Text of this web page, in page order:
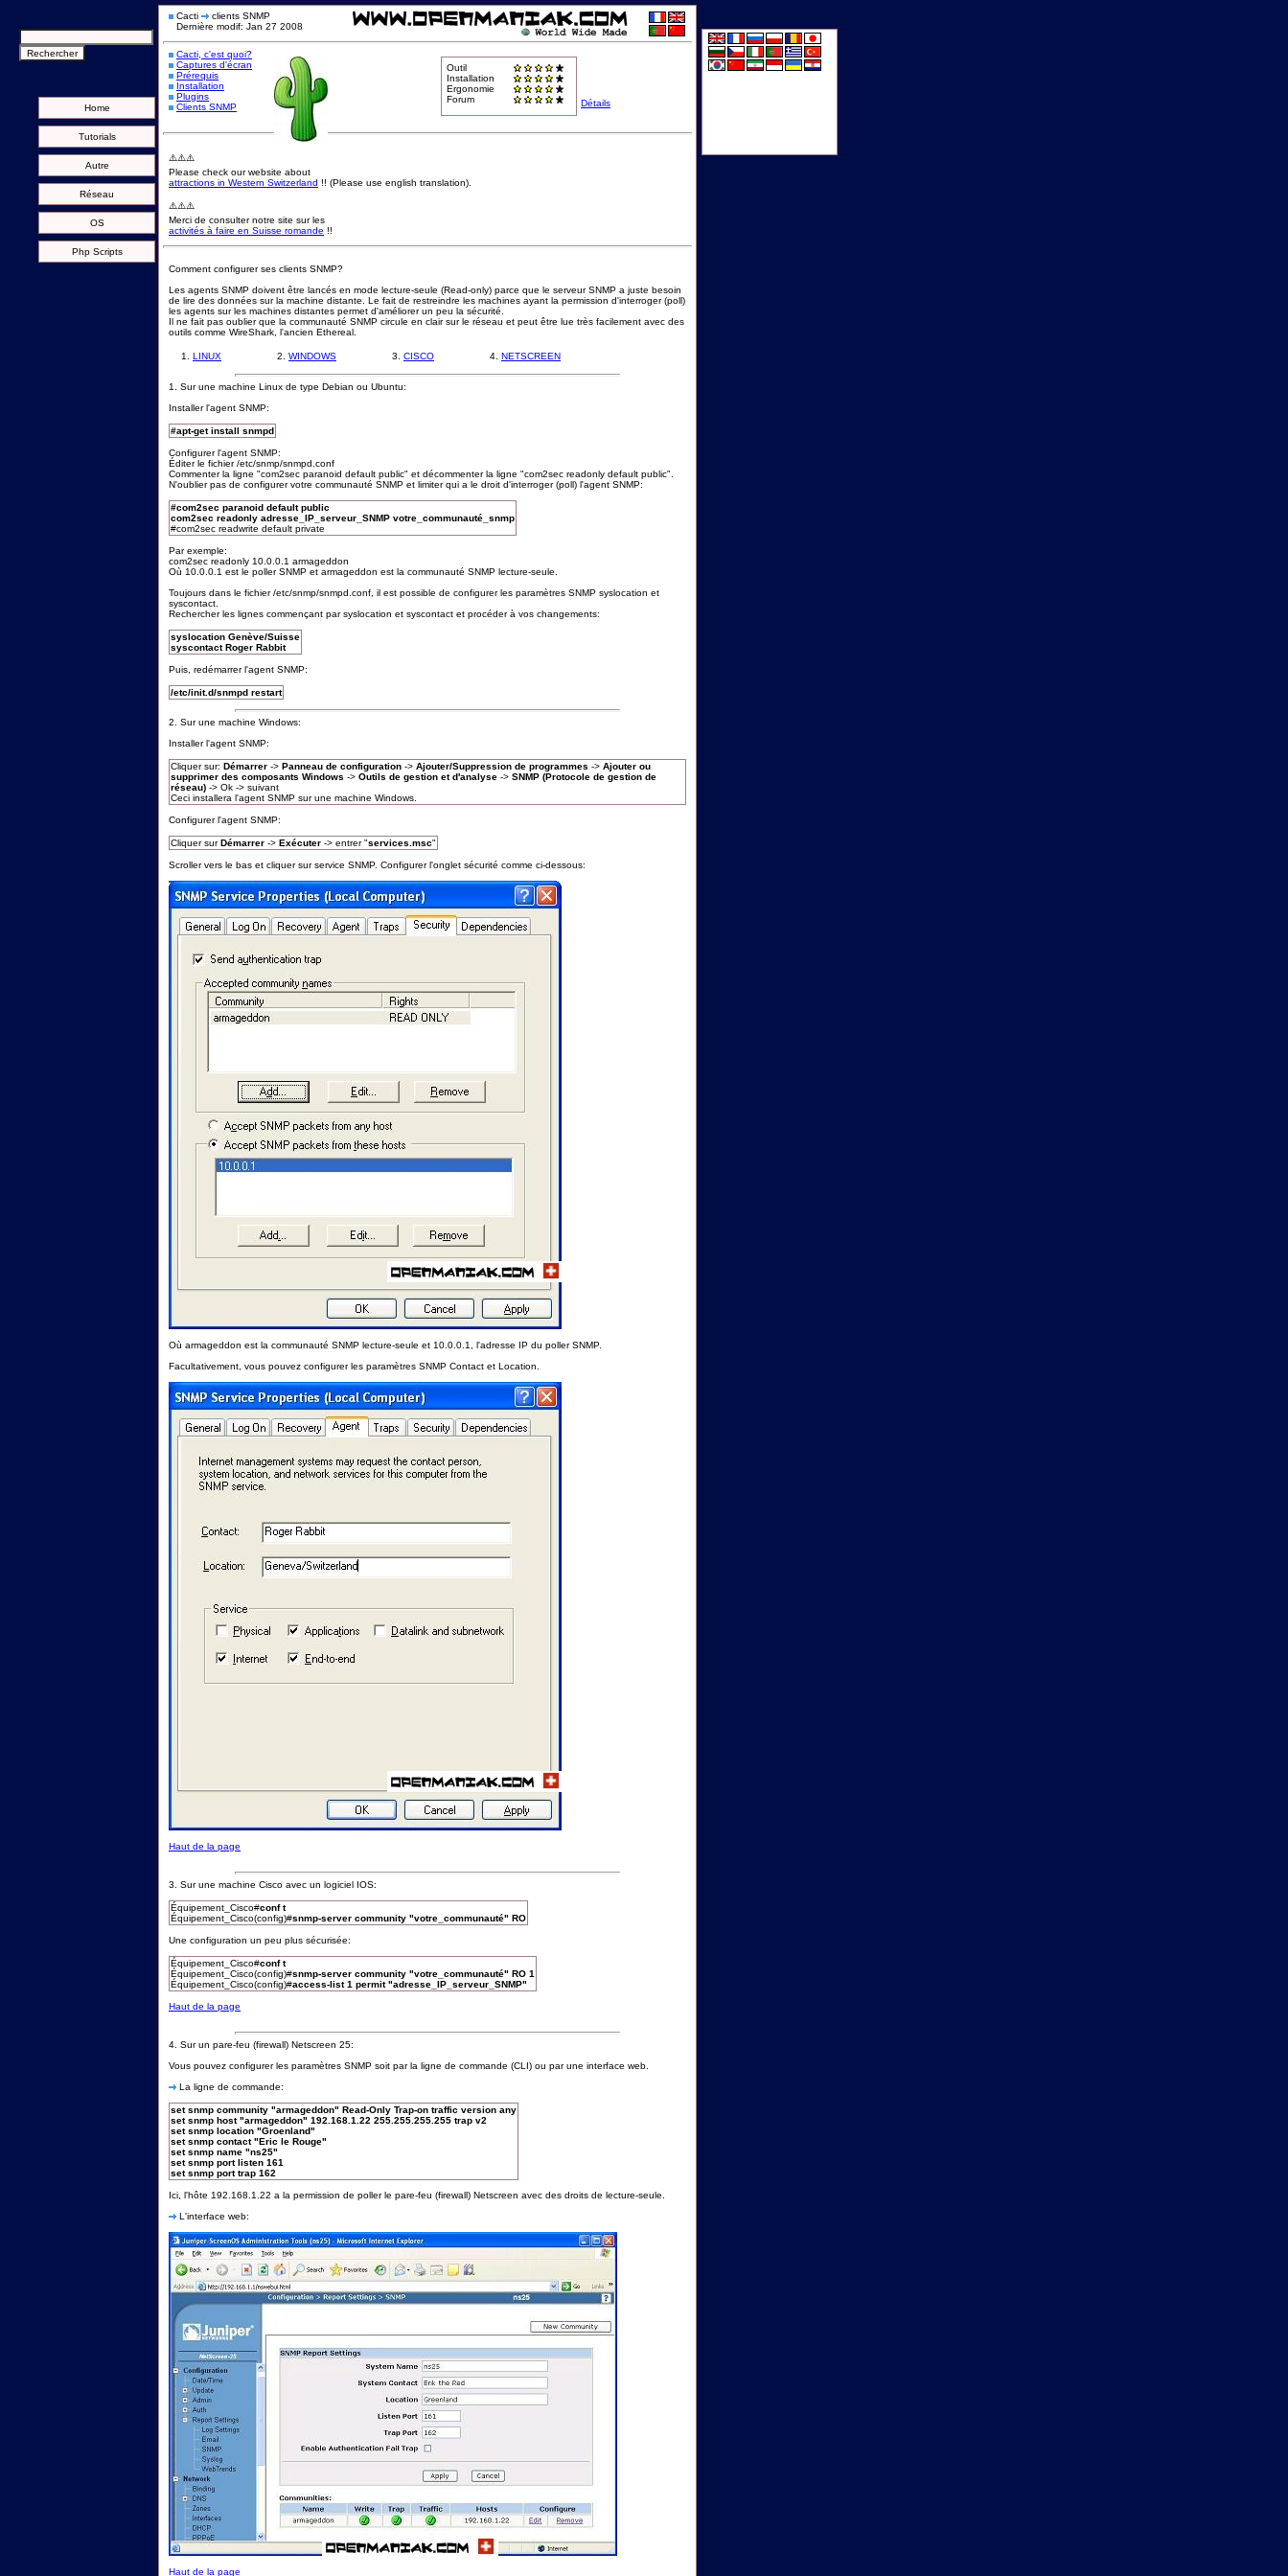
Home
Tutorials
Autre
Réseau
OS
Php Scripts
Cacti
clients SNMP
Dernière modif: Jan 27 2008
Outil
Installation
Ergonomie
Forum
Détails
Cacti, c'est quoi?
Captures d'écran
Prérequis
Installation
Plugins
Clients SNMP
⚠️⚠️⚠️
Please check our website about
attractions in Western Switzerland !! (Please use english translation).
⚠️⚠️⚠️
Merci de consulter notre site sur les
activités à faire en Suisse romande !!
Comment configurer ses clients SNMP?
Les agents SNMP doivent être lancés en mode lecture-seule (Read-only) parce que le serveur SNMP a juste besoin
de lire des données sur la machine distante. Le fait de restreindre les machines ayant la permission d'interroger (poll)
les agents sur les machines distantes permet d'améliorer un peu la sécurité.
Il ne fait pas oublier que la communauté SNMP circule en clair sur le réseau et peut être lue très facilement avec des
outils comme WireShark, l'ancien Ethereal.
1. LINUX 2. WINDOWS 3. CISCO 4. NETSCREEN
1. Sur une machine Linux de type Debian ou Ubuntu:
Installer l'agent SNMP:
#apt-get install snmpd
Configurer l'agent SNMP:
Éditer le fichier /etc/snmp/snmpd.conf
Commenter la ligne "com2sec paranoid default public" et décommenter la ligne "com2sec readonly default public".
N'oublier pas de configurer votre communauté SNMP et limiter qui a le droit d'interroger (poll) l'agent SNMP:
#com2sec paranoid default public
com2sec readonly adresse_IP_serveur_SNMP votre_communauté_snmp
#com2sec readwrite default private
Par exemple:
com2sec readonly 10.0.0.1 armageddon
Où 10.0.0.1 est le poller SNMP et armageddon est la communauté SNMP lecture-seule.
Toujours dans le fichier /etc/snmp/snmpd.conf, il est possible de configurer les paramètres SNMP syslocation et
syscontact.
Rechercher les lignes commençant par syslocation et syscontact et procéder à vos changements:
syslocation Genève/Suisse
syscontact Roger Rabbit
Puis, redémarrer l'agent SNMP:
/etc/init.d/snmpd restart
2. Sur une machine Windows:
Installer l'agent SNMP:
Cliquer sur: Démarrer -> Panneau de configuration -> Ajouter/Suppression de programmes -> Ajouter ou
supprimer des composants Windows -> Outils de gestion et d'analyse -> SNMP (Protocole de gestion de
réseau) -> Ok -> suivant
Ceci installera l'agent SNMP sur une machine Windows.
Configurer l'agent SNMP:
Cliquer surDémarrer -> Exécuter -> entrer "services.msc"
Scroller vers le bas et cliquer sur service SNMP. Configurer l'onglet sécurité comme ci-dessous:
Où armageddon est la communauté SNMP lecture-seule et 10.0.0.1, l'adresse IP du poller SNMP.
Facultativement, vous pouvez configurer les paramètres SNMP Contact et Location.
Haut de la page
3. Sur une machine Cisco avec un logiciel IOS:
Équipement_Cisco#conf t
Équipement_Cisco(config)#snmp-server community "votre_communauté" RO
Une configuration un peu plus sécurisée:
Équipement_Cisco#conf t
Équipement_Cisco(config)#snmp-server community "votre_communauté" RO 1
Équipement_Cisco(config)#access-list 1 permit "adresse_IP_serveur_SNMP"
Haut de la page
4. Sur un pare-feu (firewall) Netscreen 25:
Vous pouvez configurer les paramètres SNMP soit par la ligne de commande (CLI) ou par une interface web.
La ligne de commande:
set snmp community "armageddon" Read-Only Trap-on traffic version any
set snmp host "armageddon" 192.168.1.22 255.255.255.255 trap v2
set snmp location "Groenland"
set snmp contact "Eric le Rouge"
set snmp name "ns25"
set snmp port listen 161
set snmp port trap 162
Ici, l'hôte 192.168.1.22 a la permission de poller le pare-feu (firewall) Netscreen avec des droits de lecture-seule.
L'interface web:
Haut de la page